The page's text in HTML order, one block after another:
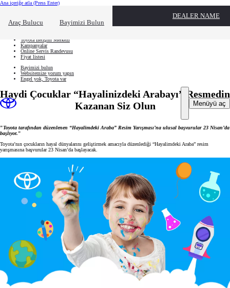
Ana içeriğe atla (Press Enter)
Araç Bulucu Bayimizi Bulun
DEALER NAME
Ne aramıştınız? Hızlı erişim alanını kapatmak için tıklayın
Toyota İletişim Merkezi
Kampanyalar
Online Servis Randevusu
Fiyat listesi
Bayimizi bulun
Websitemize yorum yapın
Engel yok, Toyota var
Menüyü aç
Haydi Çocuklar “Hayalinizdeki Arabayı” Resmedin
Kazanan Siz Olun
"Toyota tarafından düzenlenen “Hayalimdeki Araba” Resim Yarışması’na ulusal başvurular 23 Nisan’da
başlıyor."
Toyota’nın çocukların hayal dünyalarını geliştirmek amacıyla düzenlediği “Hayalimdeki Araba” resim
yarışmasına başvurular 23 Nisan’da başlayacak.